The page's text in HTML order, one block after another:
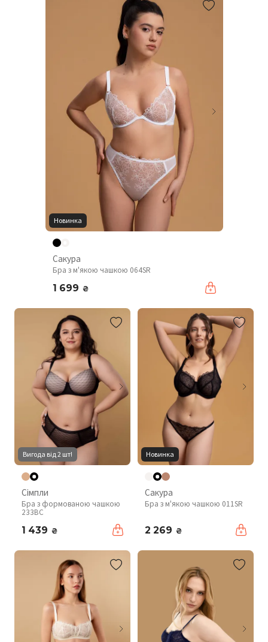
Новинка
Сакура
Бра з м'якою чашкою 064SR
1 699 ₴
Вигода від 2 шт!
Сімпли
Бра з формованою чашкою
233BC
1 439 ₴
Новинка
Сакура
Бра з м'якою чашкою 011SR
2 269 ₴